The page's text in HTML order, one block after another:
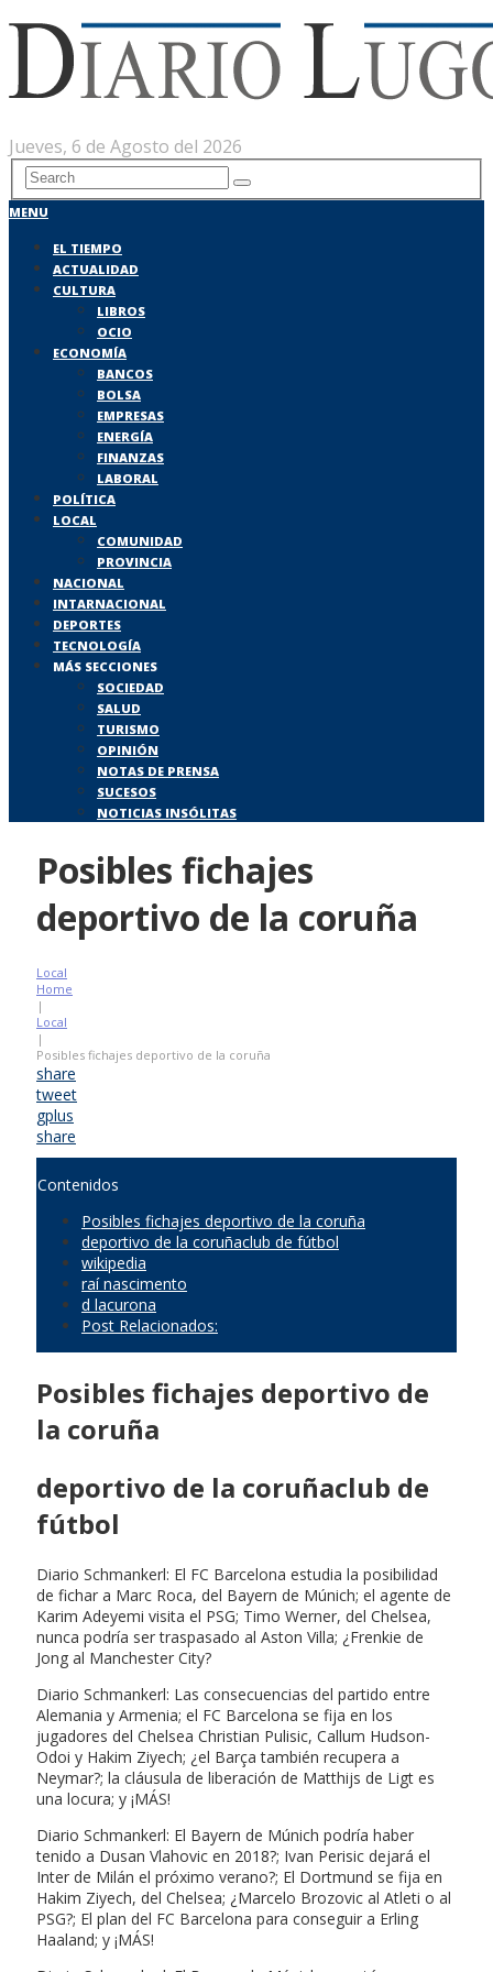
Jueves, 6 de Agosto del 2026
MENU
EL TIEMPO
ACTUALIDAD
CULTURA
LIBROS
OCIO
ECONOMÍA
BANCOS
BOLSA
EMPRESAS
ENERGÍA
FINANZAS
LABORAL
POLÍTICA
LOCAL
COMUNIDAD
PROVINCIA
NACIONAL
INTARNACIONAL
DEPORTES
TECNOLOGÍA
MÁS SECCIONES
SOCIEDAD
SALUD
TURISMO
OPINIÓN
NOTAS DE PRENSA
SUCESOS
NOTICIAS INSÓLITAS
Posibles fichajes
deportivo de la coruña
Local
Home
|
Local
|
Posibles fichajes deportivo de la coruña
share
tweet
gplus
share
Contenidos
Posibles fichajes deportivo de la coruña
deportivo de la coruñaclub de fútbol
wikipedia
raí nascimento
d lacurona
Post Relacionados:
Posibles fichajes deportivo de
la coruña
deportivo de la coruñaclub de
fútbol
Diario Schmankerl: El FC Barcelona estudia la posibilidad
de fichar a Marc Roca, del Bayern de Múnich; el agente de
Karim Adeyemi visita el PSG; Timo Werner, del Chelsea,
nunca podría ser traspasado al Aston Villa; ¿Frenkie de
Jong al Manchester City?
Diario Schmankerl: Las consecuencias del partido entre
Alemania y Armenia; el FC Barcelona se fija en los
jugadores del Chelsea Christian Pulisic, Callum Hudson-
Odoi y Hakim Ziyech; ¿el Barça también recupera a
Neymar?; la cláusula de liberación de Matthijs de Ligt es
una locura; y ¡MÁS!
Diario Schmankerl: El Bayern de Múnich podría haber
tenido a Dusan Vlahovic en 2018?; Ivan Perisic dejará el
Inter de Milán el próximo verano?; El Dortmund se fija en
Hakim Ziyech, del Chelsea; ¿Marcelo Brozovic al Atleti o al
PSG?; El plan del FC Barcelona para conseguir a Erling
Haaland; y ¡MÁS!